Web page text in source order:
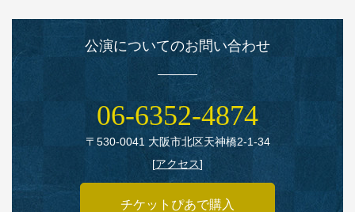
公演についてのお問い合わせ
06‑6352‑4874
〒530‑0041 大阪市北区天神橋2‑1‑34
[アクセス]
チケットぴあで購入